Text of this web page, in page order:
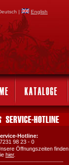
| English
Hotline:
98 23 - 0
Öffnungszeiten finden
hier.